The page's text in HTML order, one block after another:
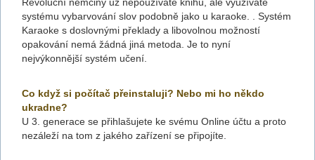
systému vybarvování slov podobně jako u karaoke. . Systém
Karaoke s doslovnými překlady a libovolnou možností
opakování nemá žádná jiná metoda. Je to nyní
nejvýkonnější systém učení.
Co když si počítač přeinstaluji? Nebo mi ho někdo
ukradne?
U 3. generace se přihlašujete ke svému Online účtu a proto
nezáleží na tom z jakého zařízení se připojíte.